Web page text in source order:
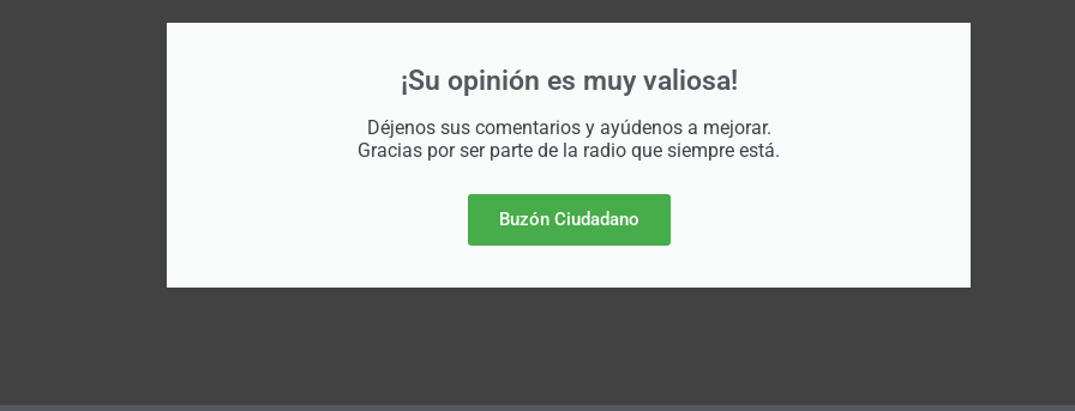
¡Su opinión es muy valiosa!
Déjenos sus comentarios y ayúdenos a mejorar.
Gracias por ser parte de la radio que siempre está.
Buzón Ciudadano